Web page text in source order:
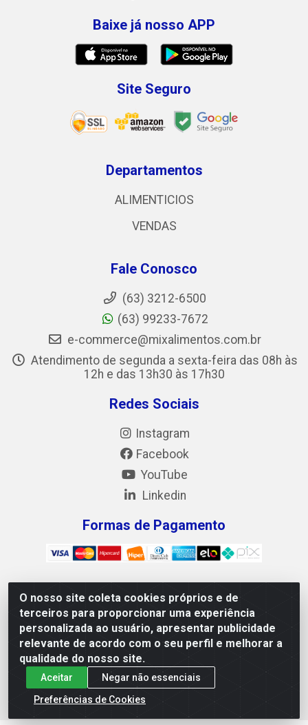
O nosso site coleta cookies próprios e de
terceiros para proporcionar uma experiência
personalizada ao usuário, apresentar publicidade
relevante de acordo com o seu perfil e melhorar a
qualidade do nosso site.
Aceitar
Negar não essenciais
Preferências de Cookies
Baixe já nosso APP
Site Seguro
Departamentos
ALIMENTICIOS
VENDAS
Fale Conosco
(63) 3212-6500
(63) 99233-7672
e-commerce@mixalimentos.com.br
Atendimento de segunda a sexta-feira das 08h às
12h e das 13h30 às 17h30
Redes Sociais
Instagram
Facebook
YouTube
Linkedin
Formas de Pagamento
Mix Alimentos LTDA - Quadra Asr Ne 55 (412 Norte), Alameda
02, S/N - Plano Diretor Norte, Palmas/TO - CEP 77.006-540 -
CNPJ 05.922.500/0001-02